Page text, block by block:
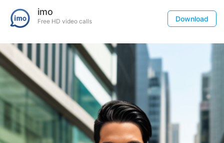
imo
Free HD video calls Download